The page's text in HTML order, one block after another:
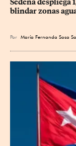
Sedena despliega
blindar zonas
Por María Fernanda Sosa